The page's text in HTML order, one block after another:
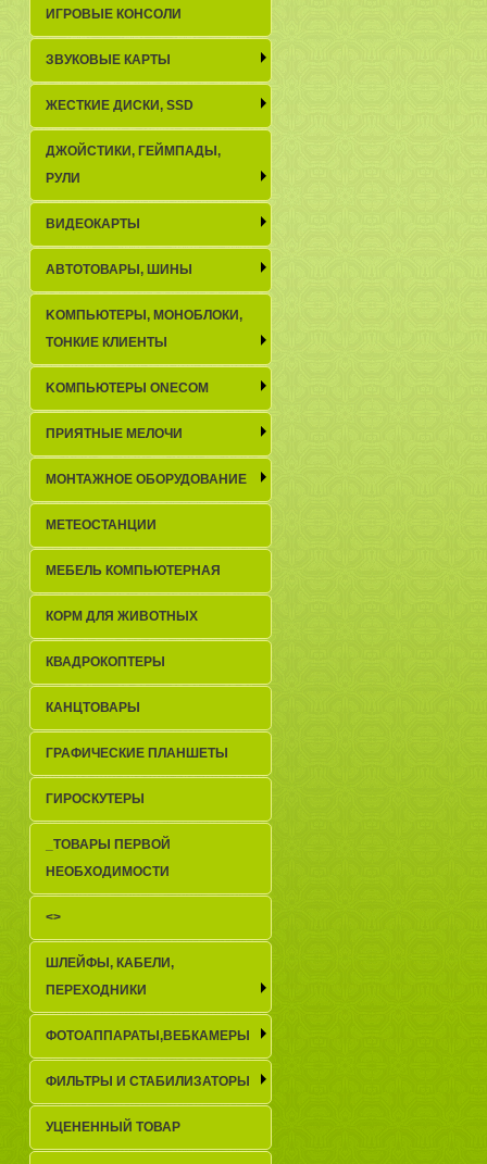
ИГРОВЫЕ КОНСОЛИ
ЗВУКОВЫЕ КАРТЫ
ЖЕСТКИЕ ДИСКИ, SSD
ДЖОЙСТИКИ, ГЕЙМПАДЫ,
РУЛИ
ВИДЕОКАРТЫ
АВТОТОВАРЫ, ШИНЫ
KОМПЬЮТЕРЫ, МОНОБЛОКИ,
ТОНКИЕ КЛИЕНТЫ
KОМПЬЮТЕРЫ ONECOM
ПРИЯТНЫЕ МЕЛОЧИ
МОНТАЖНОЕ ОБОРУДОВАНИЕ
МЕТЕОСТАНЦИИ
МЕБЕЛЬ КОМПЬЮТЕРНАЯ
КОРМ ДЛЯ ЖИВОТНЫХ
КВАДРОКОПТЕРЫ
КАНЦТОВАРЫ
ГРАФИЧЕСКИЕ ПЛАНШЕТЫ
ГИРОСКУТЕРЫ
_TОВАРЫ ПЕРВОЙ
НЕОБХОДИМОСТИ
<>
ШЛЕЙФЫ, КАБЕЛИ,
ПЕРЕХОДНИКИ
ФОТОАППАРАТЫ,ВЕБКАМЕРЫ
ФИЛЬТРЫ И СТАБИЛИЗАТОРЫ
УЦЕНЕННЫЙ ТОВАР